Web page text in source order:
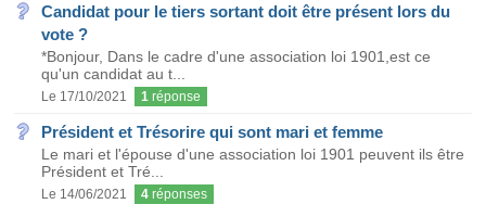
Candidat pour le tiers sortant doit être présent lors du
vote ?
*Bonjour, Dans le cadre d'une association loi 1901,est ce
qu'un candidat au t...
Le 17/10/2021 1 réponse
Président et Trésorire qui sont mari et femme
Le mari et l'épouse d'une association loi 1901 peuvent ils être
Président et Tré...
Le 14/06/2021 4 réponses